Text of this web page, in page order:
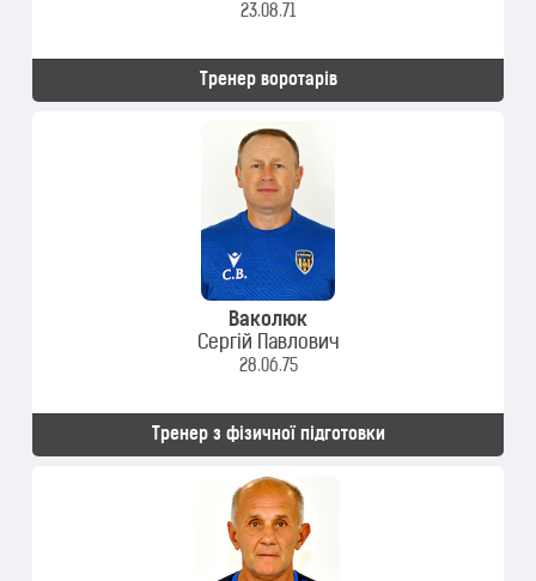
23.08.71
Тренер воротарів
Ваколюк
Сергій Павлович
28.06.75
Тренер з фізичної підготовки